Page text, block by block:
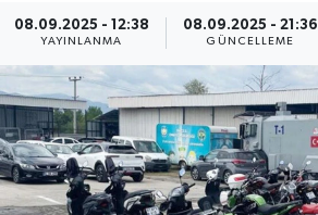
08.09.2025 - 12:38
YAYINLANMA
08.09.2025 - 21:36
GÜNCELLEME
Siyaset
Sağlık
Kültür Sanat
Dünya
Kültür Sanat
Eğitim
Tüm Manşetler
Son Dakika Haberleri
Haber Arşivi